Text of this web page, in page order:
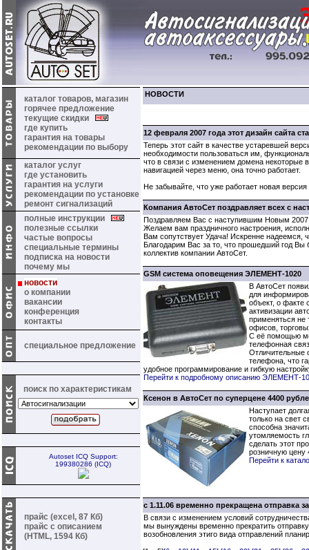
каталог товаров, магазин
горячее предложение
текущие скидки
где купить
гарантия на товары
рекомендации по выбору
каталог услуг
где установить
гарантия на услуги
рекомендации по установке
ремонт сигнализаций
полные инструкции
полезные ссылки
частые вопросы
специальные термины
подписка на новости
почему мы
новости
о компании
вакансии
конференция
контакты
специальное предложение
поиск по характеристикам
Autoset ICQ Support:
199380286 (ICQ)
прайс (excel, 87 Кб)
прайс с описанием
(HTML, 1594 Кб)
НОВОСТИ
12 февраля 2007 года этот дизайн сайта
Теперь этот сайт в качестве устаревшей
необходимости пользоваться им,
что в связи с изменением домена некоторые
навигацией через меню, она точно работает.
Не забывайте, что уже работает новая
Компания АвтоСет поздравляет всех с
Поздравляем Вас с наступившим Новым
Желаем вам праздничного настроения,
Вам сопутствует Удача! Искренне надеемся,
Благодарим Вас за то, что прошедший год
коллектив компании АвтоСет.
GSM система оповещения ЭЛЕМЕНТ-1020
В АвтоСет
для
объект, о факте
активизации
применяться не
офисов,
С её помощью
телефонная
Отличительные
телефона, что
удобное программирование и гибкую
Перейти к подробному описанию ЭЛЕМЕНТ-
Ксенон в АвтоСет по суперцене 4400
Наступает
только на свет
способна
утомляемость
сделать этот
розничную цену
Перейти к
с 1.11.06 временно прекращена отправка
В связи с изменением условий
мы вынуждены временно прекратить
возобновления этиго вида отправлений